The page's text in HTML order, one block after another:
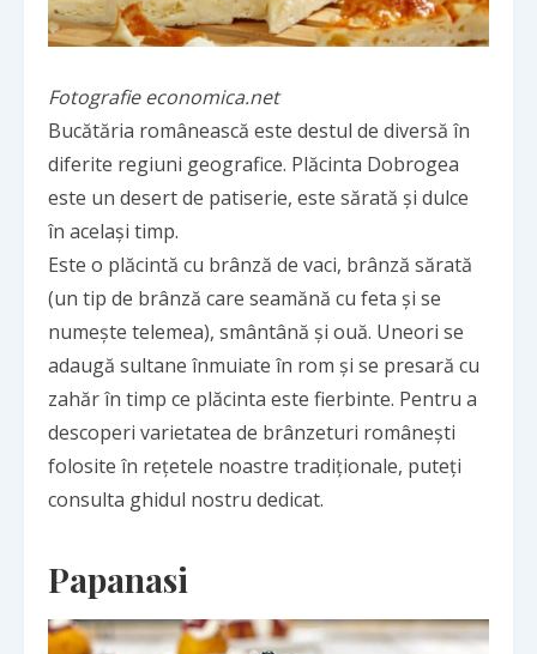
Fotografie economica.net
Bucătăria românească este destul de diversă în
diferite regiuni geografice. Plăcinta Dobrogea
este un desert de patiserie, este sărată și dulce
în același timp.
Este o plăcintă cu brânză de vaci, brânză sărată
(un tip de brânză care seamănă cu feta și se
numește telemea), smântână și ouă. Uneori se
adaugă sultane înmuiate în rom și se presară cu
zahăr în timp ce plăcinta este fierbinte. Pentru a
descoperi varietatea de brânzeturi românești
folosite în rețetele noastre tradiționale, puteți
consulta ghidul nostru dedicat.
Papanasi